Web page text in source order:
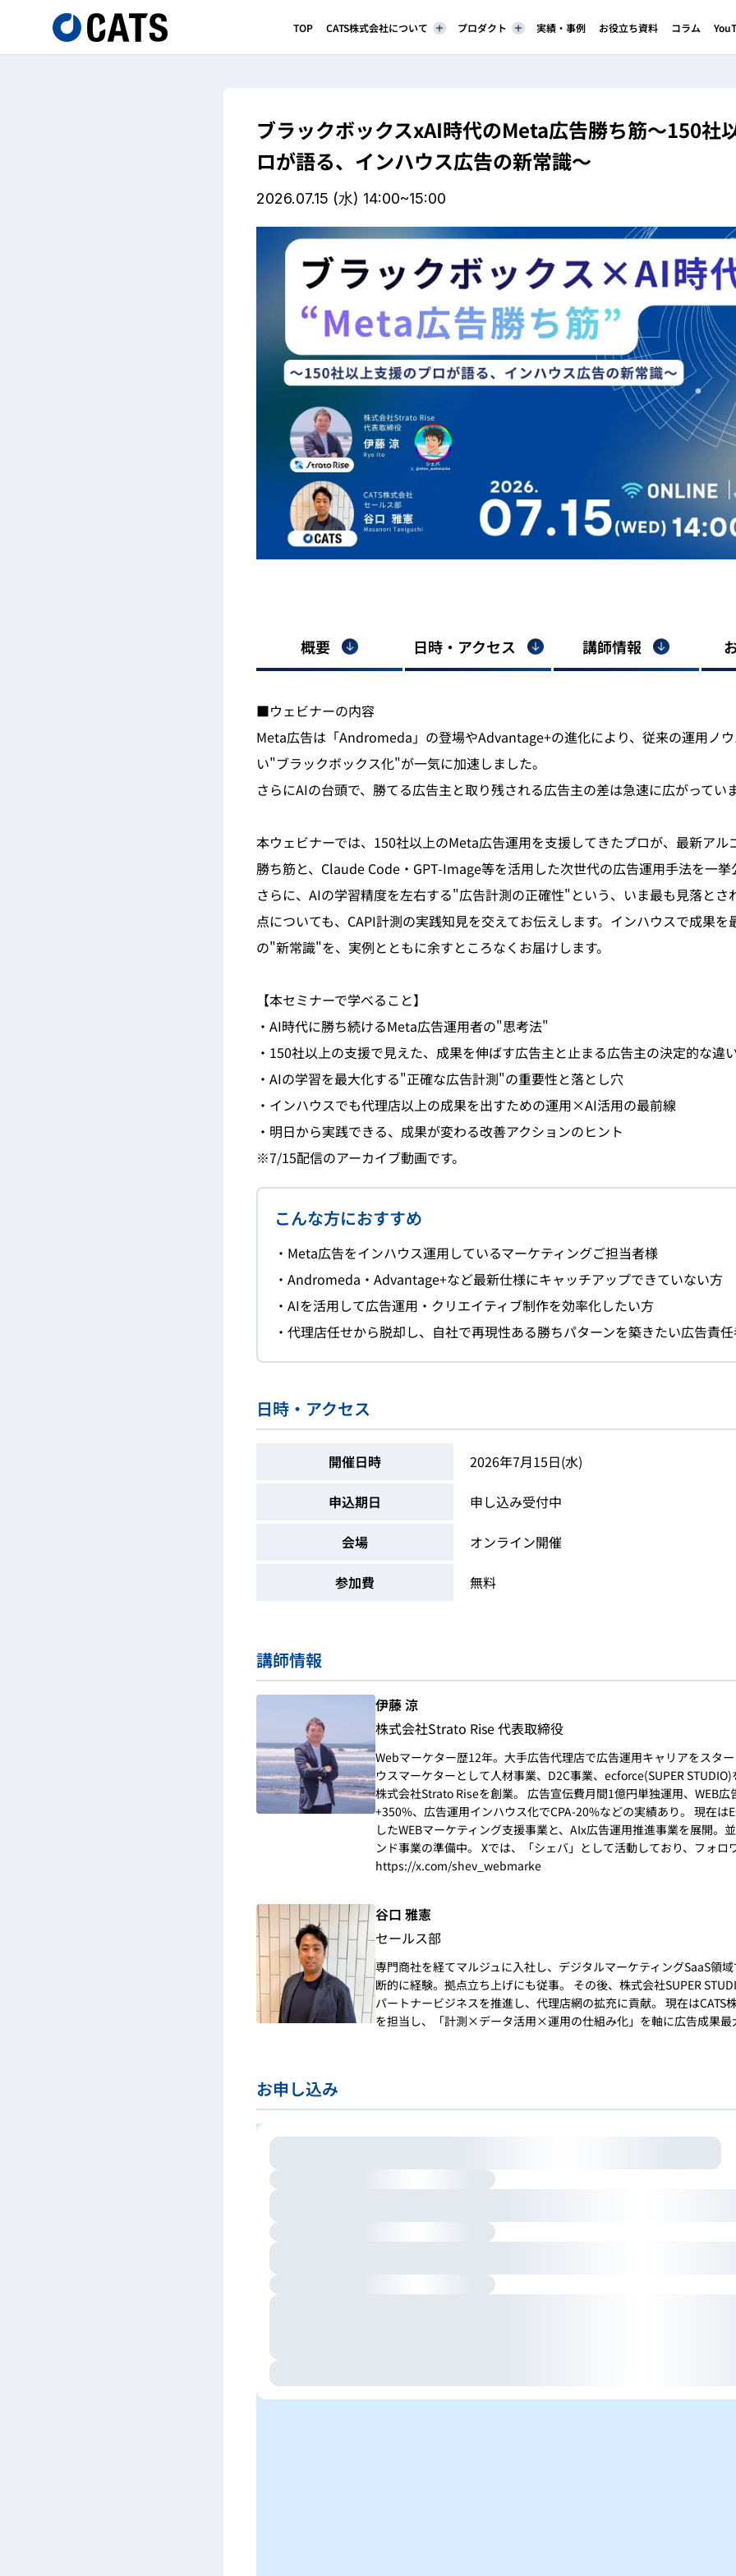
TOP CATS株式会社について プロダクト 実績・事例 お役立ち資料 コラム
ブラックボックスxAI時代のMeta広告勝ち筋～150社
ロが語る、インハウス広告の新常識～
2026.07.15 (水) 14:00~15:00
概要 日時・アクセス 講師情報
■ウェビナーの内容
Meta広告は「Andromeda」の登場やAdvantage+の進化により、従来の運用ノ
い"ブラックボックス化"が一気に加速しました。
さらにAIの台頭で、勝てる広告主と取り残される広告主の差は急速に広がってい
本ウェビナーでは、150社以上のMeta広告運用を支援してきたプロが、最新アル
勝ち筋と、Claude Code・GPT-Image等を活用した次世代の広告運用手法を一挙
さらに、AIの学習精度を左右する"広告計測の正確性"という、いま最も見落とさ
点についても、CAPI計測の実践知見を交えてお伝えします。インハウスで成果を
の"新常識"を、実例とともに余すところなくお届けします。
【本セミナーで学べること】
・AI時代に勝ち続けるMeta広告運用者の"思考法"
・150社以上の支援で見えた、成果を伸ばす広告主と止まる広告主の決定的な違
・AIの学習を最大化する"正確な広告計測"の重要性と落とし穴
・インハウスでも代理店以上の成果を出すための運用×AI活用の最前線
・明日から実践できる、成果が変わる改善アクションのヒント
※7/15配信のアーカイブ動画です。
こんな方におすすめ
・Meta広告をインハウス運用しているマーケティングご担当者様
・Andromeda・Advantage+など最新仕様にキャッチアップできていない方
・AIを活用して広告運用・クリエイティブ制作を効率化したい方
・代理店任せから脱却し、自社で再現性ある勝ちパターンを築きたい広告責
日時・アクセス
開催日時 2026年7月15日(水)
申込期日 申し込み受付中
会場 オンライン開催
参加費 無料
講師情報
伊藤 涼
株式会社Strato Rise 代表取締役
Webマーケター歴12年。大手広告代理店で広告運用キャリアをスタ
ウスマーケターとして人材事業、D2C事業、ecforce(SUPER
株式会社Strato Riseを創業。 広告宣伝費月間1億円単独運用、WEB広
+350%、広告運用インハウス化でCPA-20%などの実績あり。 現在は
したWEBマーケティング支援事業と、AIx広告運用推進事業を展開。
ンド事業の準備中。 Xでは、「シェバ」として活動しており、フォロ
https://x.com/shev_webmarke
谷口 雅憲
セールス部
専門商社を経てマルジュに入社し、デジタルマーケティングSaaS領
断的に経験。拠点立ち上げにも従事。 その後、株式会社SUPER
パートナービジネスを推進し、代理店網の拡充に貢献。 現在はCATS
を担当し、「計測×データ活用×運用の仕組み化」を軸に広告成果最
お申し込み